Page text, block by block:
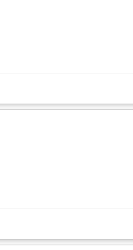
Wydawanie posiłków, obsługa oraz
dania wegetariańskie, dania